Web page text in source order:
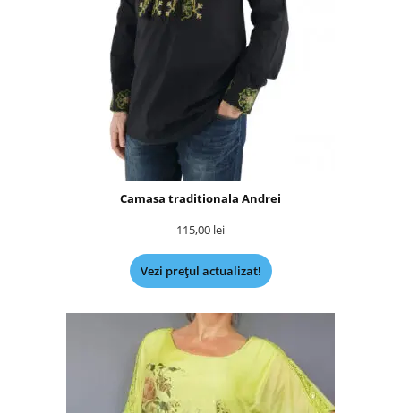
Camasa traditionala Andrei
115,00 lei
Vezi prețul actualizat!